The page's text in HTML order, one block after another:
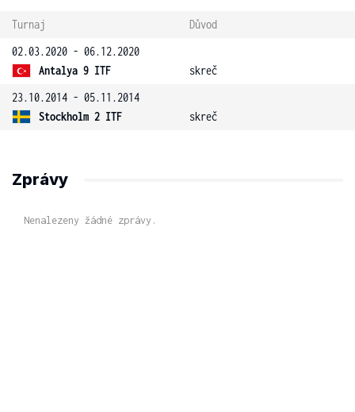
Turnaj
Důvod
02.03.2020 - 06.12.2020
Antalya 9 ITF
skreč
23.10.2014 - 05.11.2014
Stockholm 2 ITF
skreč
Zprávy
Nenalezeny žádné zprávy.